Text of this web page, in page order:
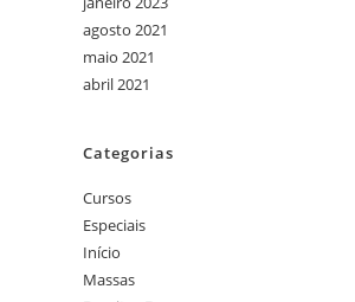
agosto 2021
maio 2021
abril 2021
Categorias
Cursos
Especiais
Início
Massas